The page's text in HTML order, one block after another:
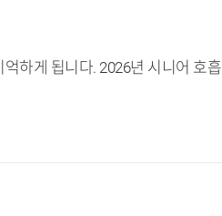
하게 됩니다. 2026년 시니어 호흡